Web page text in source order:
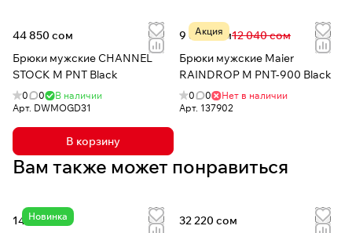
44 850 сом
Брюки мужские CHANNEL
STOCK M PNT Black
0 0
В наличии
Арт. DWMOGD31
В корзину
Акция
9 632 сом12 040 сом
Брюки мужские Maier
RAINDROP M PNT-900 Black
0 0
Нет в наличии
Арт. 137902
Вам также может понравиться
Новинка
14 210 сом
32 220 сом